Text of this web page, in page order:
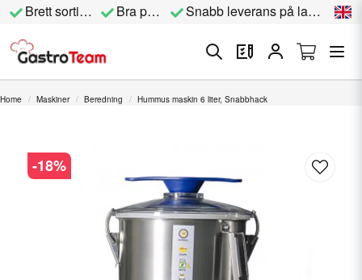
Brett sortiment Bra priser Snabb leverans på lagervara
Home Maskiner Beredning Hummus maskin 6 liter, Snabbhack
-18%